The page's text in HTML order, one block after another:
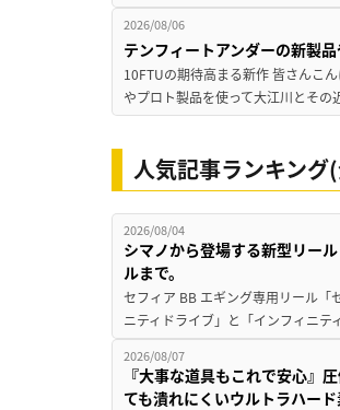
2026/08/06
テンフィートアンダーの新製
10FTUの期待高まる新作 皆さんこ
やプロト製品を使って大江川とそ
人気記事ランキング
2026/08/04
シマノから登場する新型リー
ルまで。
セフィア BB エギング専用リール「
ニティドライブ」と「インフィニ
2026/08/07
『大事な道具もこれで安心』
ても潰れにくいウルトラハード